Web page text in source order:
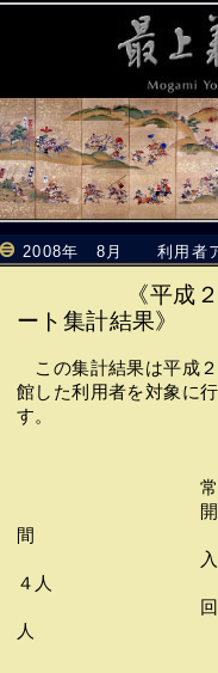
2008年 8月 利用者ア
《平成
ート集計結果》
この集計結果は平成
館した利用者を対象に
す。
常設展示 （
開館日数・・
間
入館者数・・
４人
回答者数・・
人